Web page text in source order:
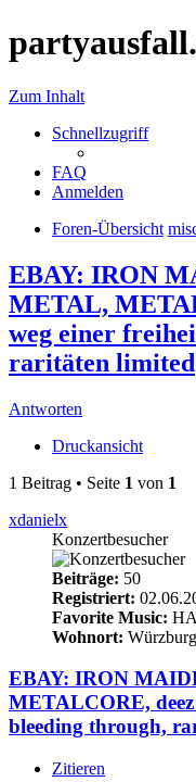
Zum Inhalt
Schnellzugriff
FAQ
Anmelden
Foren-Übersicht
EBAY: IRON
METAL,
weg einer
raritäten limited
Antworten
Druckansicht
1 Beitrag • Seite 1 von 1
xdanielx
Konzertbesucher
Beiträge: 50
Registriert:
Favorite Music:
Wohnort: Würzburg
EBAY: IRON
METALCORE,
bleeding through,
Zitieren